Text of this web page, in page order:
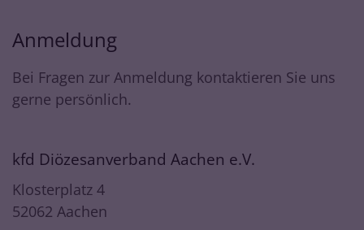
Anmeldung
Bei Fragen zur Anmeldung kontaktieren Sie uns
gerne persönlich.
kfd Diözesanverband Aachen e.V.
Klosterplatz 4
52062 Aachen